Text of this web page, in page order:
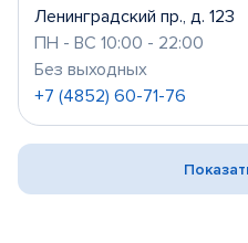
Ленинградский пр., д. 123
ПН - ВС 10:00 - 22:00
Без выходных
+7 (4852) 60-71-76